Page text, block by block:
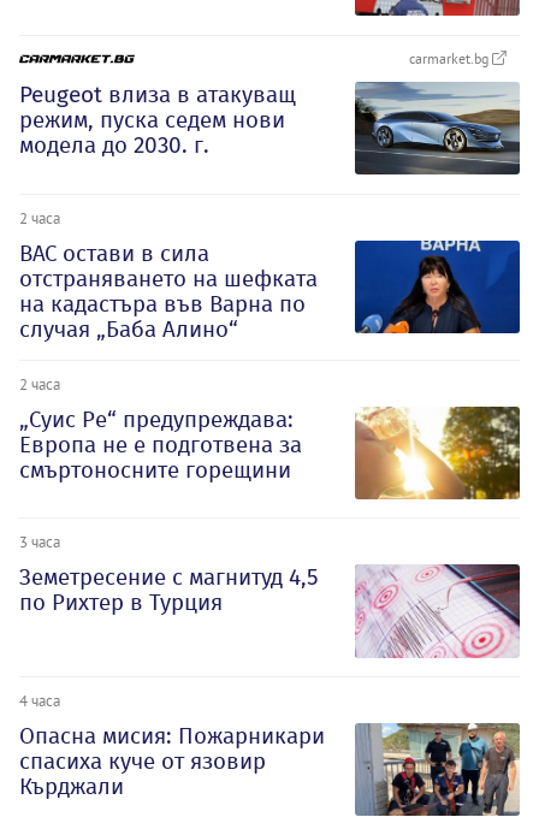
carmarket.bg
Peugeot влиза в атакуващ
режим, пуска седем нови
модела до 2030. г.
2 часа
ВАС остави в сила
отстраняването на шефката
на кадастъра във Варна по
случая „Баба Алино“
2 часа
„Суис Ре“ предупреждава:
Европа не е подготвена за
смъртоносните горещини
3 часа
Земетресение с магнитуд 4,5
по Рихтер в Турция
4 часа
Опасна мисия: Пожарникари
спасиха куче от язовир
Кърджали